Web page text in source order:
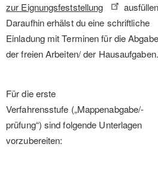
zur Eignungsfeststellung
Daraufhin erhälst du eine schriftliche
Einladung mit Terminen für die Abgabe
der freien Arbeiten/ der Hausaufgaben.
Für die erste
Verfahrensstufe („Mappenabgabe/-
prüfung“) sind folgende Unterlagen
vorzubereiten: